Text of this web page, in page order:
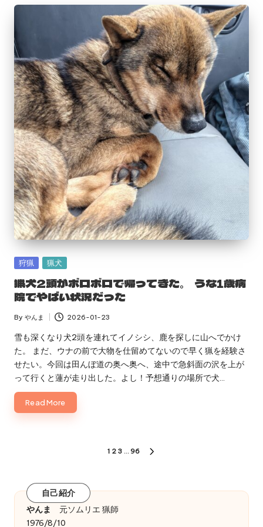
Posted
狩猟 猟犬
猟犬2頭がボロボロで帰ってきた。 うな1歳病
院でやばい状況だった
Posted
by
By やんま 2026-01-23
雪も深くなり犬2頭を連れてイノシシ、鹿を探しに山へでかけ
た。 まだ、ウナの前で大物を仕留めてないので早く猟を経験さ
せたい。今回は田んぼ道の奥へ奥へ、途中で急斜面の沢を上が
って行くと蓮が走り出した。よし！予想通りの場所で犬…
Read More
の
ペ
1 2 3 … 96
自己紹介
やんま
元ソムリエ 猟師
1976/8/10